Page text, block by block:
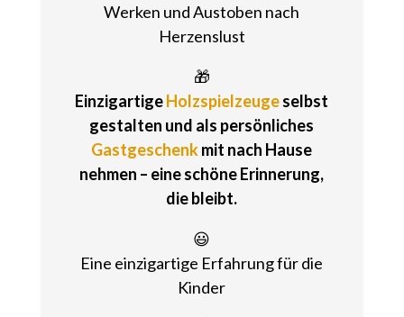
Werken und Austoben nach
Herzenslust
🎁
EinzigartigeHolzspielzeugeselbst
gestalten und als persönliches
Gastgeschenkmit nach Hause
nehmen – eine schöne Erinnerung,
die bleibt.
😃
Eine einzigartige Erfahrung für die
Kinder